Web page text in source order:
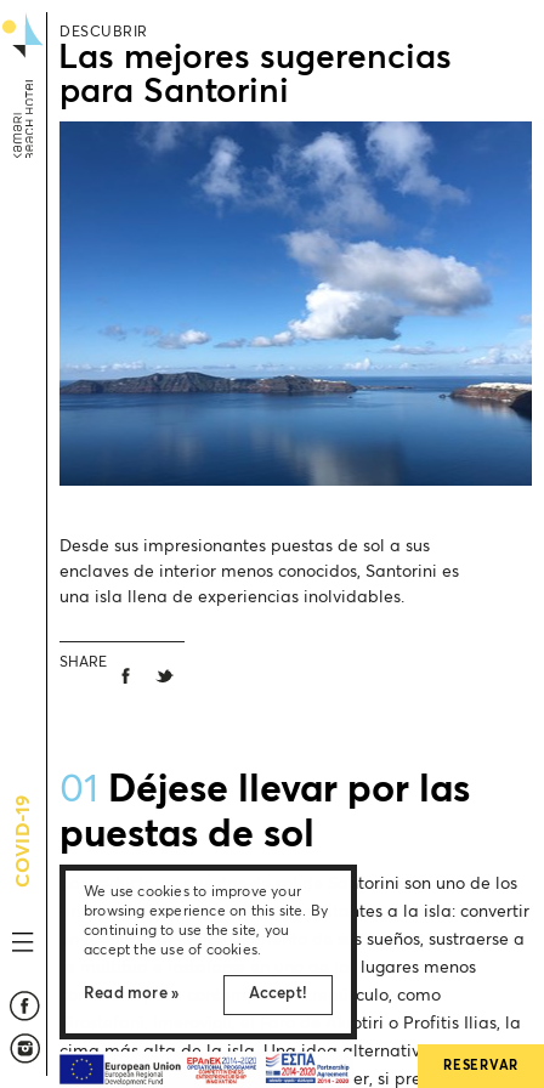
Accept!
We use cookies to improve your
browsing experience on this site. By
continuing to use the site, you
accept the use of cookies.
Read more »
COVID-19
DESCUBRIR
Las mejores sugerencias
para Santorini
Desde sus impresionantes puestas de sol a sus
enclaves de interior menos conocidos, Santorini es
una isla llena de experiencias inolvidables.
SHARE
01
Déjese llevar por las
puestas de sol
Las seductoras puestas de sol de Santorini son uno de los
principales atractivos para los visitantes a la isla: convertir
en realidad el idílico momento de sus sueños, sustraerse a
la multitud e instalarse en uno de los lugares menos
conocidos para contemplar el crepúsculo, como
Firostefani, Imerovigli, el Faro de Akrotiri o Profitis Ilias, la
cima más alta de la isla. Una idea alternativa es realizar
un minicrucero a la hora del atardecer, si prefiere disfrutar
RESERVAR